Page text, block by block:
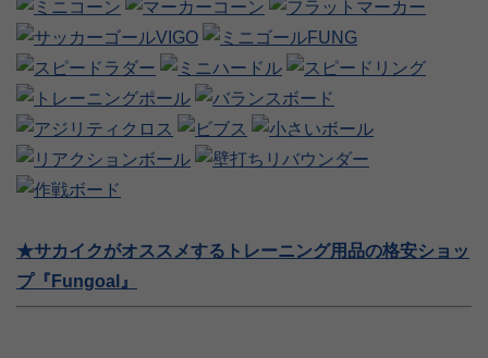
★サカイクがオススメするトレーニング用品の格安ショッ
プ『Fungoal』